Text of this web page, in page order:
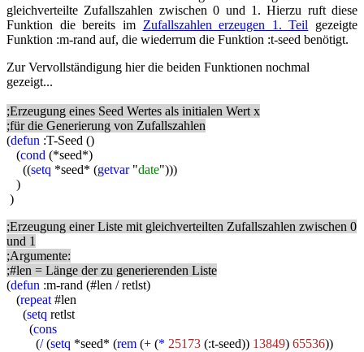
gleichverteilte Zufallszahlen zwischen 0 und 1. Hierzu ruft diese
Funktion die bereits im Zufallszahlen erzeugen 1. Teil gezeigte
Funktion :m-rand auf, die wiederrum die Funktion :t-seed benötigt.
Zur Vervollständigung hier die beiden Funktionen nochmal
gezeigt...
;Erzeugung eines Seed Wertes als initialen Wert x
;für die Generierung von Zufallszahlen
(defun :T-Seed ()
(cond (*seed*)
((setq *seed* (getvar"date")))
)
)
;Erzeugung einer Liste mit gleichverteilten Zufallszahlen zwischen 0
und 1
;Argumente:
;#len = Länge der zu generierenden Liste
(defun :m-rand (#len / retlst)
(repeat #len
(setq retlst
(cons
(/(setq *seed* (rem (+ (* 25173 (:t-seed)) 13849) 65536))